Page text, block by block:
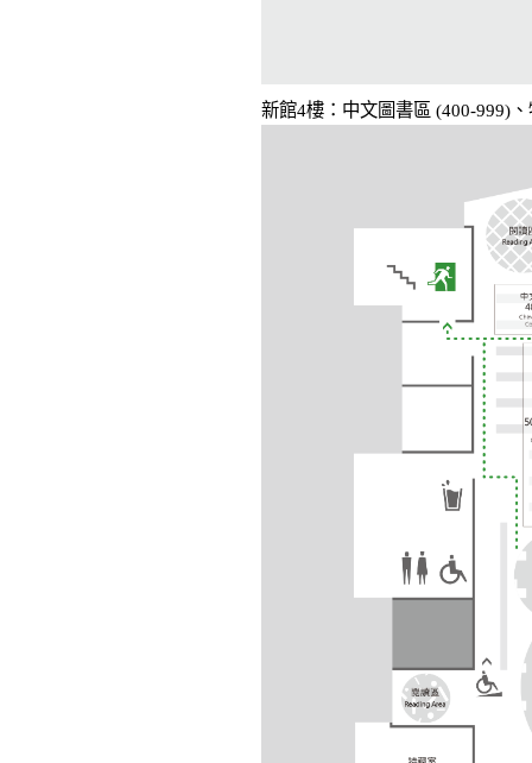
新館4樓：中文圖書區 (400-999)